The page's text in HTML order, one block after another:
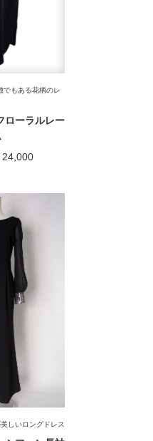
でもある花柄のレ
ローラルレー
24,000
しいロングドレス